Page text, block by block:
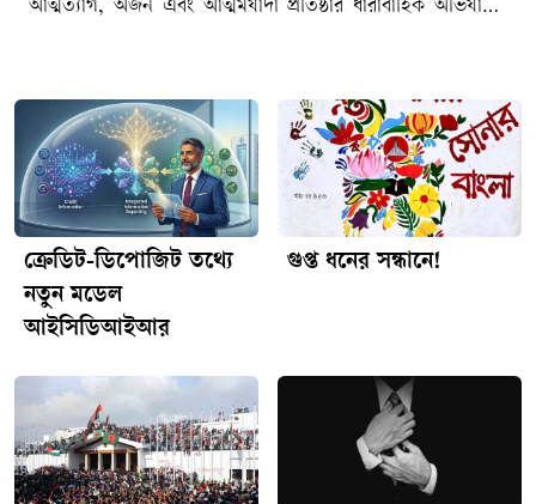
ক্রেডিট-ডিপোজিট তথ্যে
নতুন মডেল
আইসিডিআইআর
গুপ্ত ধনের সন্ধানে!